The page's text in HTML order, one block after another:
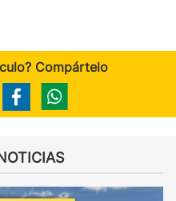
Compártelo